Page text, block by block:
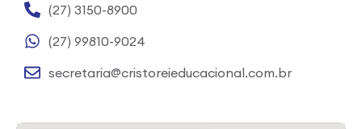
(27) 3150-8900
(27) 99810-9024
secretaria@cristoreieducacional.com.br